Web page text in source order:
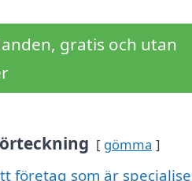
gratis och utan
gömma
företag som är